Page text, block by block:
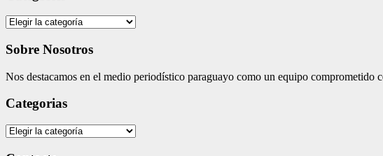
Categories
Sobre Nosotros
Nos destacamos en el medio periodístico paraguayo como un equipo
Categorias
Categorias